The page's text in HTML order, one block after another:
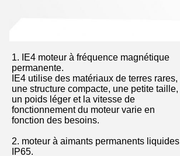
1. IE4 moteur à fréquence magnétique
permanente.
IE4 utilise des matériaux de terres rares,
une structure compacte, une petite taille,
un poids léger et la vitesse de
fonctionnement du moteur varie en
fonction des besoins.
2. moteur à aimants permanents liquides
IP65.